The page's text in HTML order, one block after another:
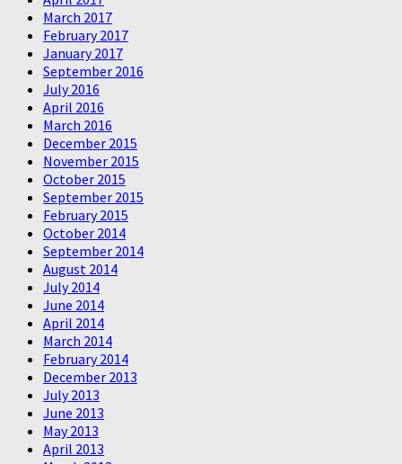
March 2017
February 2017
January 2017
September 2016
July 2016
April 2016
March 2016
December 2015
November 2015
October 2015
September 2015
February 2015
October 2014
September 2014
August 2014
July 2014
June 2014
April 2014
March 2014
February 2014
December 2013
July 2013
June 2013
May 2013
April 2013